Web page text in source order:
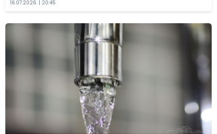
16.07.2026. | 20:45